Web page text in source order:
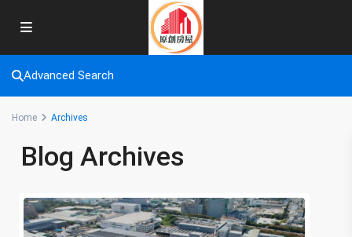
Advanced Search
Home Archives
Blog Archives